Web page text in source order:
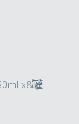
x8罐